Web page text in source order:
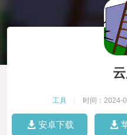
工具 时间：2024-
安卓下载